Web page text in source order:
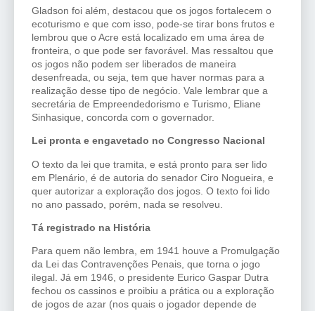
Gladson foi além, destacou que os jogos fortalecem o
ecoturismo e que com isso, pode-se tirar bons frutos e
lembrou que o Acre está localizado em uma área de
fronteira, o que pode ser favorável. Mas ressaltou que
os jogos não podem ser liberados de maneira
desenfreada, ou seja, tem que haver normas para a
realização desse tipo de negócio. Vale lembrar que a
secretária de Empreendedorismo e Turismo, Eliane
Sinhasique, concorda com o governador.
Lei pronta e engavetado no Congresso Nacional
O texto da lei que tramita, e está pronto para ser lido
em Plenário, é de autoria do senador Ciro Nogueira, e
quer autorizar a exploração dos jogos. O texto foi lido
no ano passado, porém, nada se resolveu.
Tá registrado na História
Para quem não lembra, em 1941 houve a Promulgação
da Lei das Contravenções Penais, que torna o jogo
ilegal. Já em 1946, o presidente Eurico Gaspar Dutra
fechou os cassinos e proibiu a prática ou a exploração
de jogos de azar (nos quais o jogador depende de